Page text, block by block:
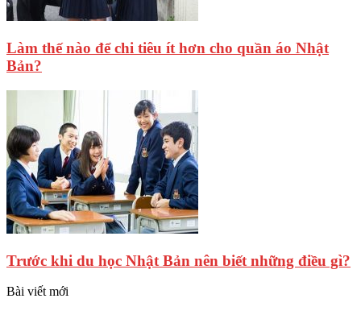
Làm thế nào để chi tiêu ít hơn cho quần áo Nhật
Bản?
Trước khi du học Nhật Bản nên biết những điều gì?
Bài viết mới